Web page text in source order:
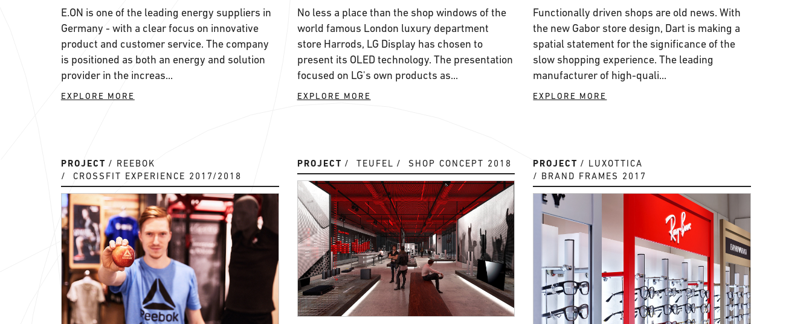
E.ON is one of the leading energy suppliers in
Germany - with a clear focus on innovative
product and customer service. The company
is positioned as both an energy and solution
provider in the increas...
EXPLORE MORE
No less a place than the shop windows of the
world famous London luxury department
store Harrods, LG Display has chosen to
present its OLED technology. The presentation
focused on LG's own products as...
EXPLORE MORE
Functionally driven shops are old news. With
the new Gabor store design, Dart is making a
spatial statement for the significance of the
slow shopping experience. The leading
manufacturer of high-quali...
EXPLORE MORE
PROJECT
REEBOK
CROSSFIT EXPERIENCE 2017/2018
PROJECT TEUFEL SHOP CONCEPT 2018 PROJECT
LUXOTTICA
BRAND FRAMES 2017